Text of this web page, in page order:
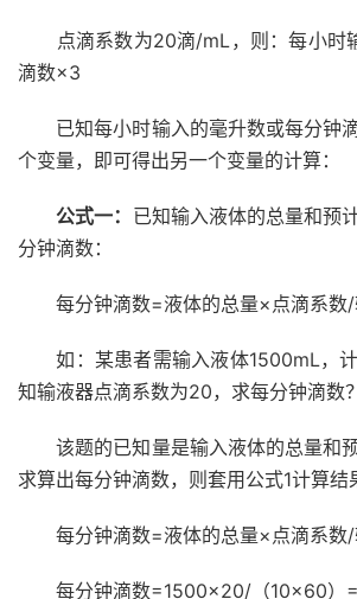
点滴系数为20滴/mL，则：每小时
滴数×3
已知每小时输入的毫升数或每分钟
个变量，即可得出另一个变量的计算：
公式一： 已知输入液体的总量和预
分钟滴数：
每分钟滴数=液体的总量×点滴系数
如：某患者需输入液体1500mL，
知输液器点滴系数为20，求每分钟滴数？
该题的已知量是输入液体的总量和
求算出每分钟滴数，则套用公式1计算结
每分钟滴数=液体的总量×点滴系数
每分钟滴数=1500×20/（10×60）